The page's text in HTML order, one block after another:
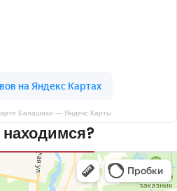
Балашихи — Яндекс Карты
Балашихе